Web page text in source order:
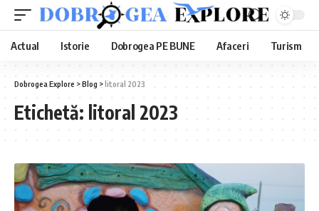
Actual Istorie Dobrogea PE BUNE Afaceri Turism
Dobrogea Explore >Blog >litoral 2023
Etichetă: litoral 2023